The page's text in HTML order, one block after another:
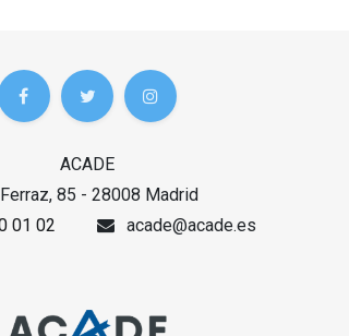
ACADE
85 - 28008 Madrid
01 02
acade@acade.es